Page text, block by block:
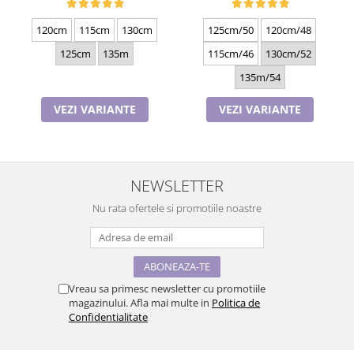
120cm 115cm
130cm
125cm
135m
VEZI VARIANTE
125cm/50
120cm/48
115cm/46
130cm/52
135m/54
VEZI VARIANTE
NEWSLETTER
Nu rata ofertele si promotiile noastre
Vreau sa primesc newsletter cu promotiile
magazinului. Afla mai multe in Politica de
Confidentialitate